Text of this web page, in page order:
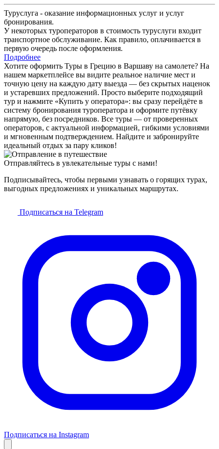
Туруслуга - оказание информационных услуг и услуг
бронирования.
У некоторых туроператоров в стоимость туруслуги входит
транспортное обслуживание. Как правило, оплачивается в
первую очередь после оформления.
Подробнее
Хотите оформить Туры в Грецию в Варшаву на самолете? На
нашем маркетплейсе вы видите реальное наличие мест и
точную цену на каждую дату выезда — без скрытых наценок
и устаревших предложений. Просто выберите подходящий
тур и нажмите «Купить у оператора»: вы сразу перейдёте в
систему бронирования туроператора и оформите путёвку
напрямую, без посредников. Все туры — от проверенных
операторов, с актуальной информацией, гибкими условиями
и мгновенным подтверждением. Найдите и забронируйте
идеальный отдых за пару кликов!
Отправляйтесь в увлекательные туры с нами!
Подписывайтесь, чтобы первыми узнавать о горящих турах,
выгодных предложениях и уникальных маршрутах.
Подписаться на Telegram
Подписаться на Instagram